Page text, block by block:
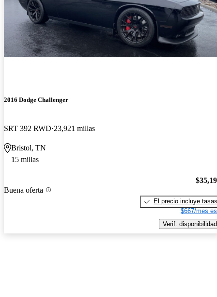
2016 Dodge Challenger
SRT 392 RWD 23,921 millas
Bristol, TN
15 millas
Buena oferta
El precio incluye tasas
$667/mes
Verif. disponibilidad